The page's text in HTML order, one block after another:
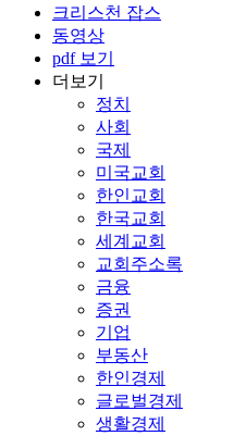
크리스천 잡스
동영상
pdf 보기
더보기
정치
사회
국제
미국교회
한인교회
한국교회
세계교회
교회주소록
금융
증권
기업
부동산
한인경제
글로벌경제
생활경제